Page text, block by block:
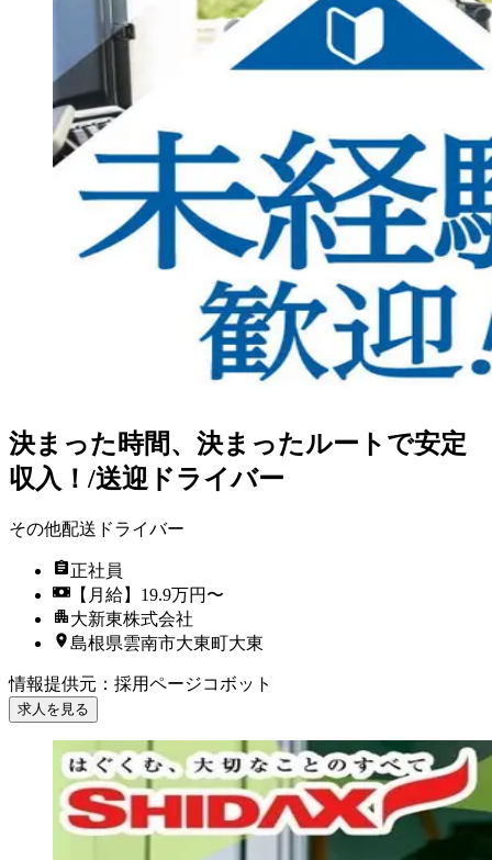
決まった時間、決まったルートで安定
収入！/送迎ドライバー
その他配送ドライバー
正社員
【月給】19.9万円〜
大新東株式会社
島根県雲南市大東町大東
情報提供元 ： 採用ページコボット
求人を見る